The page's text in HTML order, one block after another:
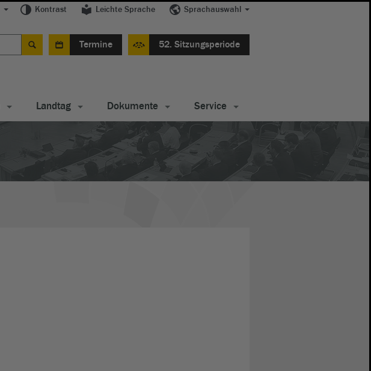
Kontrast Leichte Sprache Sprachauswahl
Termine 52. Sitzungsperiode
Landtag Dokumente Service